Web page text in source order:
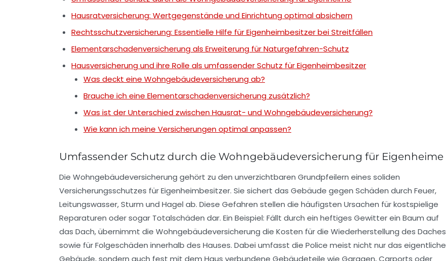
Hausratversicherung: Wertgegenstände und Einrichtung optimal absichern
Rechtsschutzversicherung: Essentielle Hilfe für Eigenheimbesitzer bei Streitfällen
Elementarschadenversicherung als Erweiterung für Naturgefahren-Schutz
Hausversicherung und ihre Rolle als umfassender Schutz für Eigenheimbesitzer
Was deckt eine Wohngebäudeversicherung ab?
Brauche ich eine Elementarschadenversicherung zusätzlich?
Was ist der Unterschied zwischen Hausrat- und Wohngebäudeversicherung?
Wie kann ich meine Versicherungen optimal anpassen?
Umfassender Schutz durch die Wohngebäudeversicherung für Eigenheime
Die Wohngebäudeversicherung gehört zu den unverzichtbaren Grundpfeilern eines soliden
Versicherungsschutzes für Eigenheimbesitzer. Sie sichert das Gebäude gegen Schäden durch Feuer,
Leitungswasser, Sturm und Hagel ab. Diese Gefahren stellen die häufigsten Ursachen für kostspielige
Reparaturen oder sogar Totalschäden dar. Ein Beispiel: Fällt durch ein heftiges Gewitter ein Baum auf
das Dach, übernimmt die Wohngebäudeversicherung die Kosten für die Wiederherstellung des Daches
sowie für Folgeschäden innerhalb des Hauses. Dabei umfasst die Police meist nicht nur das eigentliche
Gebäude, sondern auch fest mit dem Haus verbundene Gebäudeteile wie Garagen, Carports oder